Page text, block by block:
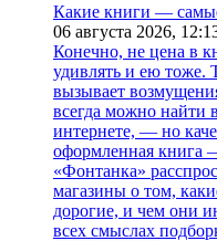
Какие книги —
06 августа 2026,
Конечно, не цена в
удивлять и ею тоже.
вызывает
всегда можно найти
интернете, — но
оформленная книга
«Фонтанка»
магазины о том,
дорогие, и чем они
всех смыслах